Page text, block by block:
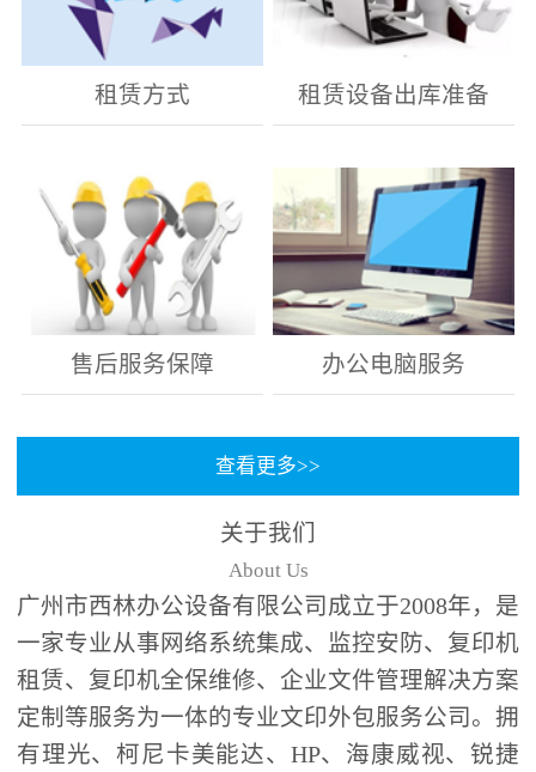
租赁方式 租赁设备出库准备
售后服务保障 办公电脑服务
查看更多>>
关于我们
About Us
广州市西林办公设备有限公司成立于2008年，是
一家专业从事网络系统集成、监控安防、复印机
租赁、复印机全保维修、企业文件管理解决方案
定制等服务为一体的专业文印外包服务公司。拥
有理光、柯尼卡美能达、HP、海康威视、锐捷